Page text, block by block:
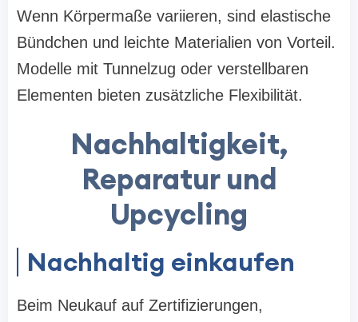
Wenn Körpermaße variieren, sind elastische
Bündchen und leichte Materialien von Vorteil.
Modelle mit Tunnelzug oder verstellbaren
Elementen bieten zusätzliche Flexibilität.
Nachhaltigkeit,
Reparatur und
Upcycling
Nachhaltig einkaufen
Beim Neukauf auf Zertifizierungen,